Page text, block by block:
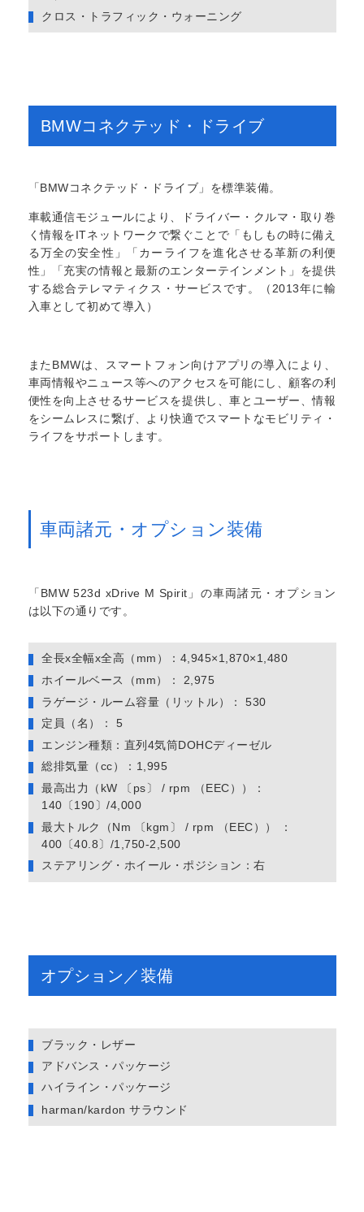
クロス・トラフィック・ウォーニング
BMWコネクテッド・ドライブ
「BMWコネクテッド・ドライブ」を標準装備。
車載通信モジュールにより、ドライバー・クルマ・取り巻
く情報をITネットワークで繋ぐことで「もしもの時に備え
る万全の安全性」「カーライフを進化させる革新の利便
性」「充実の情報と最新のエンターテインメント」を提供
する総合テレマティクス・サービスです。（2013年に輸
入車として初めて導入）
またBMWは、スマートフォン向けアプリの導入により、
車両情報やニュース等へのアクセスを可能にし、顧客の利
便性を向上させるサービスを提供し、車とユーザー、情報
をシームレスに繋げ、より快適でスマートなモビリティ・
ライフをサポートします。
車両諸元・オプション装備
「BMW 523d xDrive M Spirit」の車両諸元・オプション
は以下の通りです。
全長x全幅x全高（mm）：4,945×1,870×1,480
ホイールベース（mm）： 2,975
ラゲージ・ルーム容量（リットル）： 530
定員（名）： 5
エンジン種類：直列4気筒DOHCディーゼル
総排気量（cc）：1,995
最高出力（kW 〔ps〕 / rpm （EEC））：
140〔190〕/4,000
最大トルク（Nm 〔kgm〕 / rpm （EEC）） ：
400〔40.8〕/1,750-2,500
ステアリング・ホイール・ポジション：右
オプション／装備
ブラック・レザー
アドバンス・パッケージ
ハイライン・パッケージ
harman/kardon サラウンド